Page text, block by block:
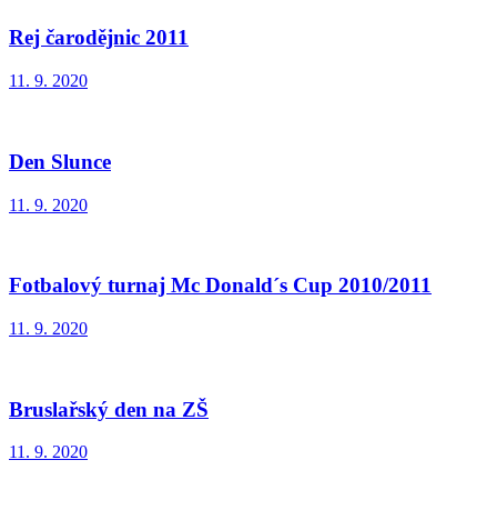
Rej čarodějnic 2011
11. 9. 2020
Den Slunce
11. 9. 2020
Fotbalový turnaj Mc Donald´s Cup 2010/2011
11. 9. 2020
Bruslařský den na ZŠ
11. 9. 2020